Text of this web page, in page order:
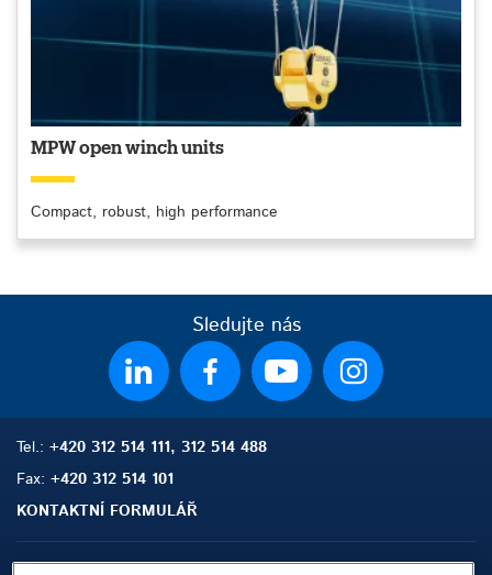
MPW open winch units
Compact, robust, high performance
Sledujte nás
Tel.: +420 312 514 111, 312 514 488
Fax: +420 312 514 101
KONTAKTNÍ FORMULÁŘ